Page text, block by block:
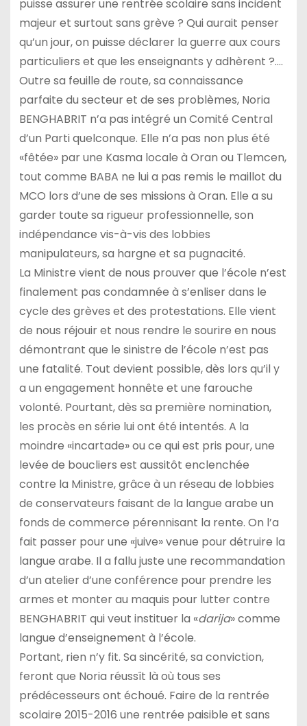
puisse assurer une rentrée scolaire sans incident
majeur et surtout sans grève ? Qui aurait penser
qu’un jour, on puisse déclarer la guerre aux cours
particuliers et que les enseignants y adhèrent ?….
Outre sa feuille de route, sa connaissance
parfaite du secteur et de ses problèmes, Noria
BENGHABRIT n’a pas intégré un Comité Central
d’un Parti quelconque. Elle n’a pas non plus été
«fêtée» par une Kasma locale à Oran ou Tlemcen,
tout comme BABA ne lui a pas remis le maillot du
MCO lors d’une de ses missions à Oran. Elle a su
garder toute sa rigueur professionnelle, son
indépendance vis-à-vis des lobbies
manipulateurs, sa hargne et sa pugnacité.
La Ministre vient de nous prouver que l’école n’est
finalement pas condamnée à s’enliser dans le
cycle des grèves et des protestations. Elle vient
de nous réjouir et nous rendre le sourire en nous
démontrant que le sinistre de l’école n’est pas
une fatalité. Tout devient possible, dès lors qu’il y
a un engagement honnête et une farouche
volonté. Pourtant, dès sa première nomination,
les procès en série lui ont été intentés. A la
moindre «incartade» ou ce qui est pris pour, une
levée de boucliers est aussitôt enclenchée
contre la Ministre, grâce à un réseau de lobbies
de conservateurs faisant de la langue arabe un
fonds de commerce pérennisant la rente. On l’a
fait passer pour une «juive» venue pour détruire la
langue arabe. Il a fallu juste une recommandation
d’un atelier d’une conférence pour prendre les
armes et monter au maquis pour lutter contre
BENGHABRIT qui veut instituer la «darija» comme
langue d’enseignement à l’école.
Portant, rien n’y fit. Sa sincérité, sa conviction,
feront que Noria réussît là où tous ses
prédécesseurs ont échoué. Faire de la rentrée
scolaire 2015-2016 une rentrée paisible et sans